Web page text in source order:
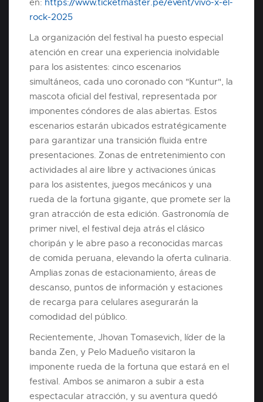
rock-2025
La organización del festival ha puesto especial
atención en crear una experiencia inolvidable
para los asistentes: cinco escenarios
simultáneos, cada uno coronado con "Kuntur", la
mascota oficial del festival, representada por
imponentes cóndores de alas abiertas. Estos
escenarios estarán ubicados estratégicamente
para garantizar una transición fluida entre
presentaciones. Zonas de entretenimiento con
actividades al aire libre y activaciones únicas
para los asistentes, juegos mecánicos y una
rueda de la fortuna gigante, que promete ser la
gran atracción de esta edición. Gastronomía de
primer nivel, el festival deja atrás el clásico
choripán y le abre paso a reconocidas marcas
de comida peruana, elevando la oferta culinaria.
Amplias zonas de estacionamiento, áreas de
descanso, puntos de información y estaciones
de recarga para celulares asegurarán la
comodidad del público.
Recientemente, Jhovan Tomasevich, líder de la
banda Zen, y Pelo Madueño visitaron la
imponente rueda de la fortuna que estará en el
festival. Ambos se animaron a subir a esta
espectacular atracción, y su aventura quedó